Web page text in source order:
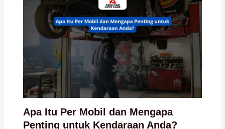
Apa Itu Per Mobil dan Mengapa
Penting untuk Kendaraan Anda?